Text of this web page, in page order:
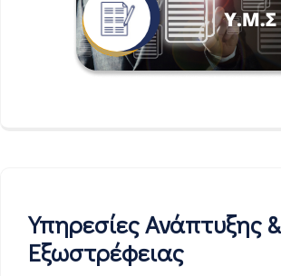
Υπηρεσίες Ανάπτυξης &
Εξωστρέφειας